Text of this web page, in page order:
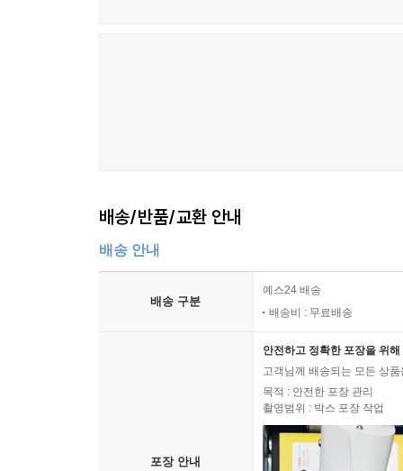
배송/반품/교환 안내
배송 안내
배송 구분
예스24 배송
배송비 : 무료배송
포장 안내
안전하고 정확한 포장을 위
고객님께 배송되는 모든 상
목적 : 안전한 포장 관리
촬영범위 : 박스 포장 작업